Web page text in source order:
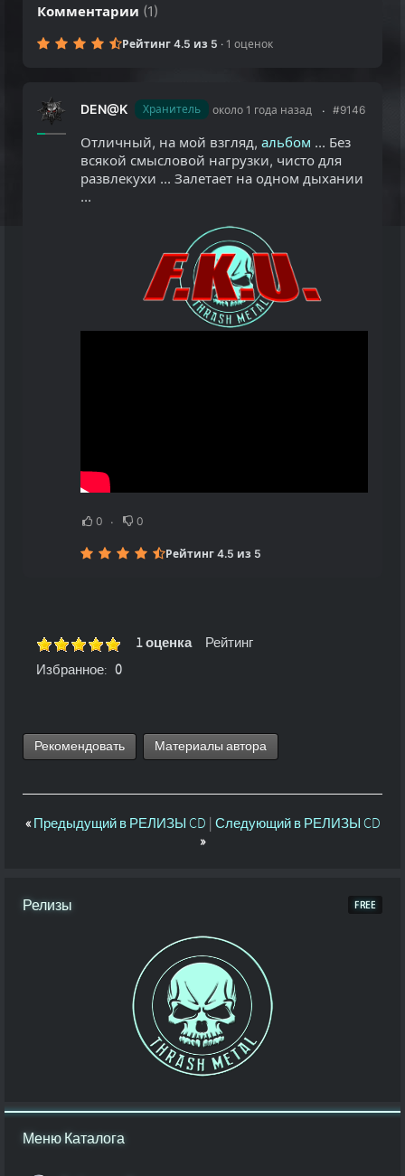
Комментарии (1)
Рейтинг 4.5 из 5 · 1 оценок
DEN@K Хранитель около 1 года назад #9146
Отличный, на мой взгляд, альбом ... Без
всякой смысловой нагрузки, чисто для
развлекухи ... Залетает на одном дыхании
...
0 0
Рейтинг 4.5 из 5
Рейтинг
1 оценка
Избранное: 0
Рекомендовать Материалы автора
«Предыдущий в РЕЛИЗЫ CD
Следующий в РЕЛИЗЫ CD
»
Релизы
Меню Каталога